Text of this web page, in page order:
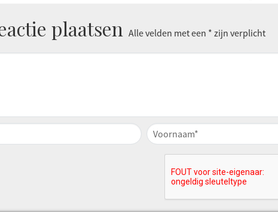
plaatsen Alle velden met een * zijn verplicht